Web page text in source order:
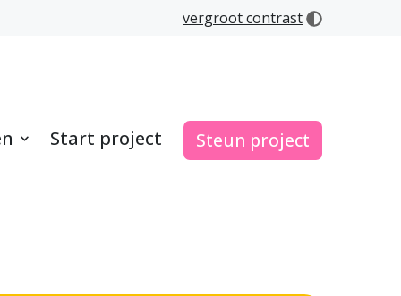
vergroot contrast
Start project Steun project